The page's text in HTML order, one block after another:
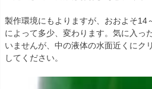
製作環境にもよりますが、おおよそ14
によって多少、変わります。気に入っ
いませんが、中の液体の水面近くにク
してください。